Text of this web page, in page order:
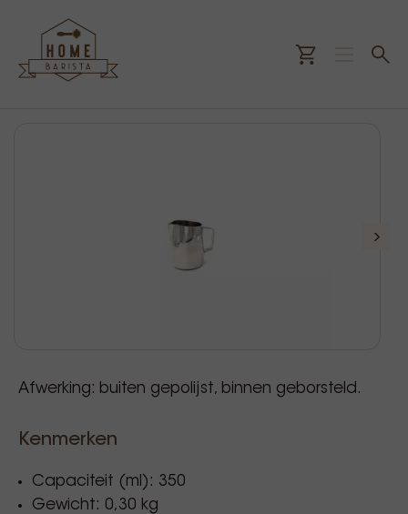
Afwerking: buiten gepolijst, binnen geborsteld.
Kenmerken
Capaciteit (ml): 350
Gewicht: 0,30 kg